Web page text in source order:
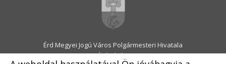
Érd Megyei Jogú Város Polgármesteri Hivatala
2030 Érd, Alsó utca 1.